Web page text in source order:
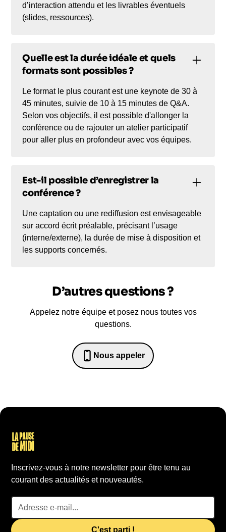
d’interaction attendu et les livrables éventuels
(slides, ressources).
Quelle est la durée idéale et quels
formats sont possibles ?
Le format le plus courant est une keynote de 30 à
45 minutes, suivie de 10 à 15 minutes de Q&A.
Selon vos objectifs, il est possible d'allonger la
conférence ou de rajouter un atelier participatif
pour aller plus en profondeur avec vos équipes.
Est-il possible d’enregistrer la
conférence ?
Une captation ou une rediffusion est envisageable
sur accord écrit préalable, précisant l’usage
(interne/externe), la durée de mise à disposition et
les supports concernés.
D’autres questions ?
Appelez notre équipe et posez nous toutes vos
questions.
Nous appeler
0652698481
Inscrivez-vous à notre newsletter pour être tenu au
courant des actualités et nouveautés.